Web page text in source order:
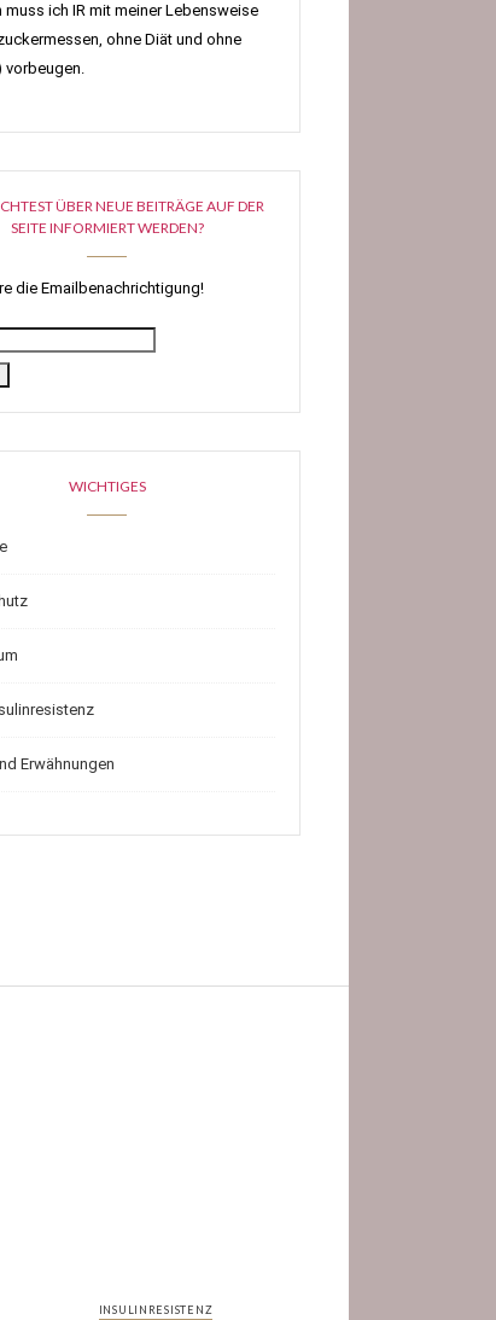
muss ich IR mit meiner Lebensweise
ohne Diät und ohne
vorbeugen.
ÜBER NEUE BEITRÄGE AUF DER
SEITE INFORMIERT WERDEN?
die Emailbenachrichtigung!
WICHTIGES
Erwähnungen
INSULINRESISTENZ